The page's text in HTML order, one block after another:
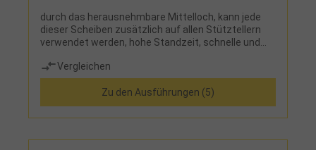
durch das herausnehmbare Mittelloch, kann jede
dieser Scheiben zusätzlich auf allen Stütztellern
verwendet werden, hohe Standzeit, schnelle und
Vergleichen
Zu den Ausführungen (5)